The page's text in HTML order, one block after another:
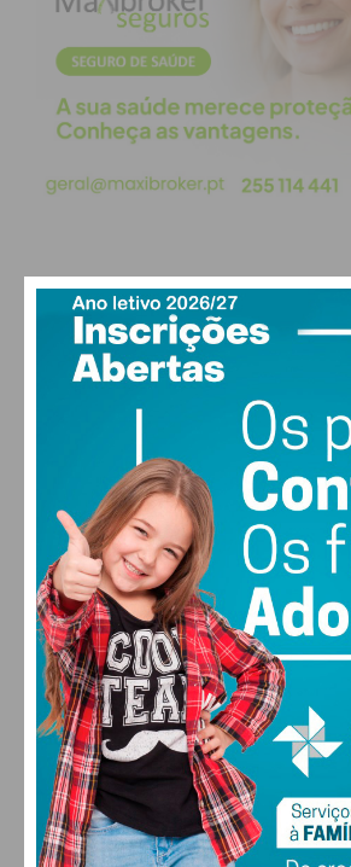
PAÇOS DE FERREIRA
28°
28°
DOM
30
SEG
30°
TER
FARMACIAS DE SERVIÇO
FERREIRA